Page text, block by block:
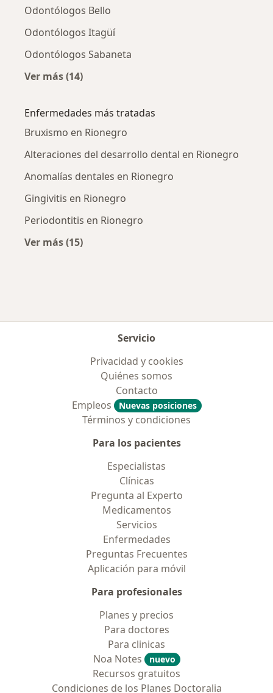
Odontólogos Bello
Odontólogos Itagüí
Odontólogos Sabaneta
Ver más (14)
Enfermedades más tratadas
Bruxismo en Rionegro
Alteraciones del desarrollo dental en Rionegro
Anomalías dentales en Rionegro
Gingivitis en Rionegro
Periodontitis en Rionegro
Ver más (15)
Servicio
Privacidad y cookies
Quiénes somos
Contacto
Empleos
Nuevas posiciones
Términos y condiciones
Para los pacientes
Especialistas
Clínicas
Pregunta al Experto
Medicamentos
Servicios
Enfermedades
Preguntas Frecuentes
Aplicación para móvil
Para profesionales
Planes y precios
Para doctores
Para clinicas
Noa Notes
nuevo
Recursos gratuitos
Condiciones de los Planes Doctoralia